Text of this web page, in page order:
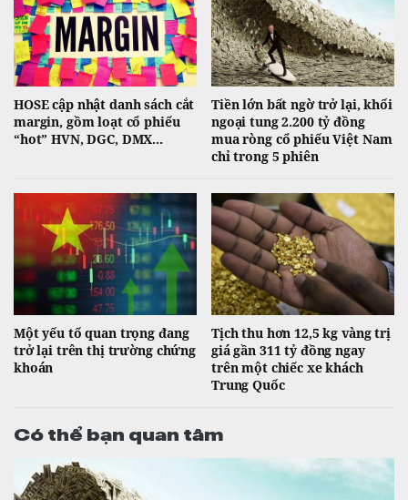
HOSE cập nhật danh sách cắt
margin, gồm loạt cổ phiếu
“hot” HVN, DGC, DMX...
Tiền lớn bất ngờ trở lại, khối
ngoại tung 2.200 tỷ đồng
mua ròng cổ phiếu Việt Nam
chỉ trong 5 phiên
Một yếu tố quan trọng đang
trở lại trên thị trường chứng
khoán
Tịch thu hơn 12,5 kg vàng trị
giá gần 311 tỷ đồng ngay
trên một chiếc xe khách
Trung Quốc
Có thể bạn quan tâm